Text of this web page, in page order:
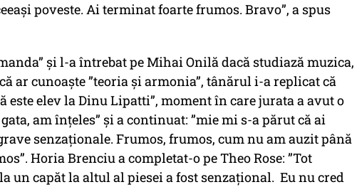
poveste. Ai terminat foarte frumos. Bravo”, a spus
și l-a întrebat pe Mihai Onilă dacă studiază muzica,
ar cunoaște ”teoria și armonia”, tânărul i-a replicat că
este elev la Dinu Lipatti”, moment în care jurata a avut o
am înțeles” și a continuat: ”mie mi s-a părut că ai
senzaționale. Frumos, frumos, cum nu am auzit până
Horia Brenciu a completat-o pe Theo Rose: ”Tot
un capăt la altul al piesei a fost senzațional. Eu nu cred